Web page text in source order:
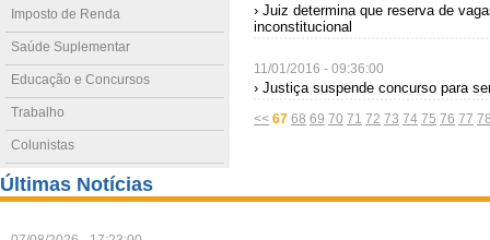
Imposto de Renda
Saúde Suplementar
Educação e Concursos
Trabalho
Colunistas
› Juiz determina que reserva de
inconstitucional
11/01/2016 - 09:36:00
› Justiça suspende concurso para
<< 67 68 69 70 71 72 73 74 75 76 77
Últimas Notícias